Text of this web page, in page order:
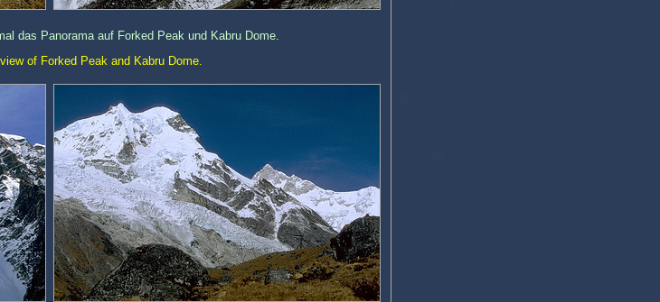
das Panorama auf Forked Peak und Kabru Dome.
of Forked Peak and Kabru Dome.